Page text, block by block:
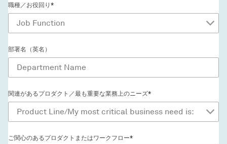
職種／お役回り*
部署名（英名）
関連があるプロダクト／最も重要な業務上のニーズ*
ご関心のあるプロダクトまたはワークフロー*